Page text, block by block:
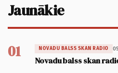
Jaunākie
01 NOVADU BALSS SKAN RADIO
Novadu balss skan